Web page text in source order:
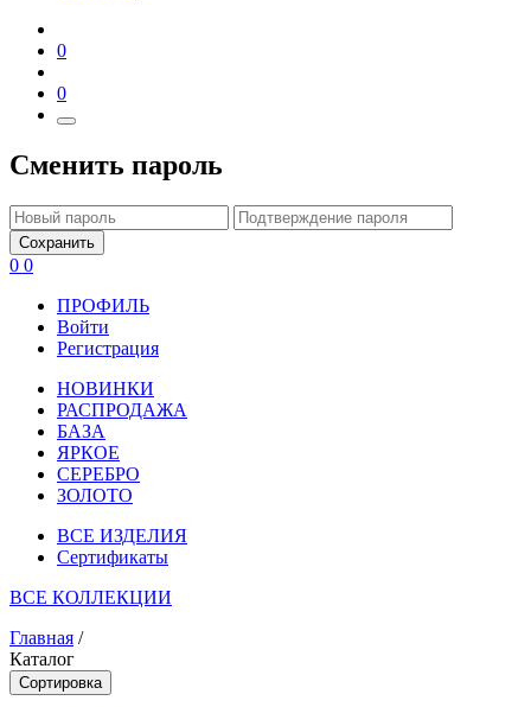
0
0
Сменить пароль
Сохранить
0 0
ПРОФИЛЬ
Войти
Регистрация
НОВИНКИ
РАСПРОДАЖА
БАЗА
ЯРКОЕ
СЕРЕБРО
ЗОЛОТО
ВСЕ ИЗДЕЛИЯ
Сертификаты
ВСЕ КОЛЛЕКЦИИ
Главная /
Каталог
Сортировка